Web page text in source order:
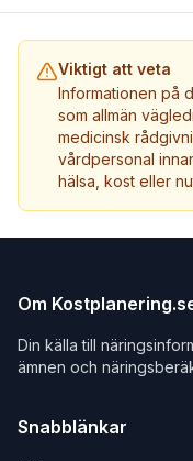
Viktigt att veta
Informationen på
som allmän
medicinsk
vårdpersonal
hälsa, kost eller
Om
Din källa till
ämnen och
Snabblänkar